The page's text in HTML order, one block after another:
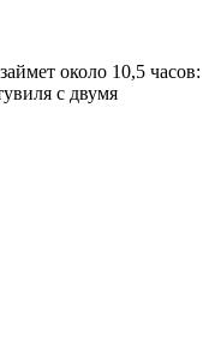
около 10,5 часов:
с двумя